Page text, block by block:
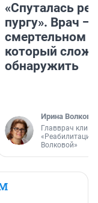
«Спуталась
пургу». Врач —
смертельном
который
обнаружить
Ирина Волкова
Главврач
«Реабилитация
Волковой»